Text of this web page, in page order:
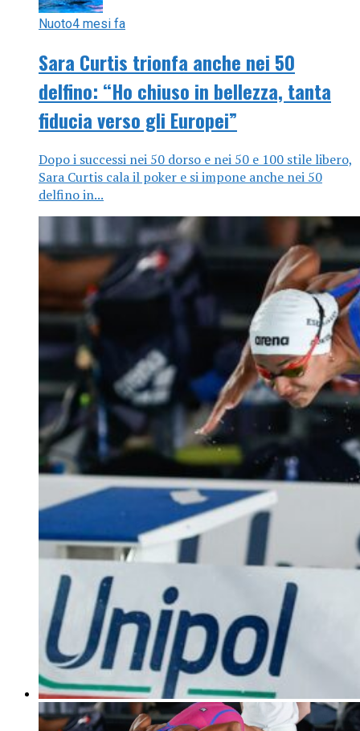
Nuoto4 mesi fa
Sara Curtis trionfa anche nei 50
delfino: “Ho chiuso in bellezza, tanta
fiducia verso gli Europei”
Dopo i successi nei 50 dorso e nei 50 e 100 stile libero,
Sara Curtis cala il poker e si impone anche nei 50
delfino in...